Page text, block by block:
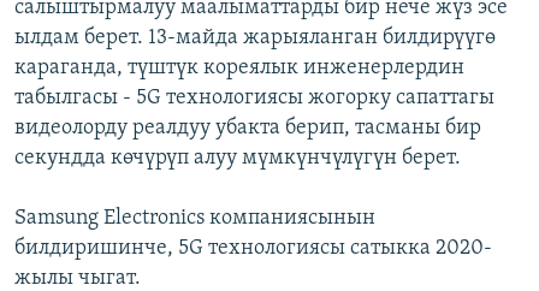
ЫҢГАЙСЫЗ СУРООЛОР
ЭЕ/АРнун бардык сайттары
салыштырмалуу маалыматтарды бир нече жүз эсе
ылдам берет. 13-майда жарыяланган билдирүүгө
караганда, түштүк кореялык инженерлердин
табылгасы - 5G технологиясы жогорку сапаттагы
видеолорду реалдуу убакта берип, тасманы бир
секундда көчүрүп алуу мүмкүнчүлүгүн берет.
Samsung Electronics компаниясынын
билдиришинче, 5G технологиясы сатыкка 2020-
жылы чыгат.